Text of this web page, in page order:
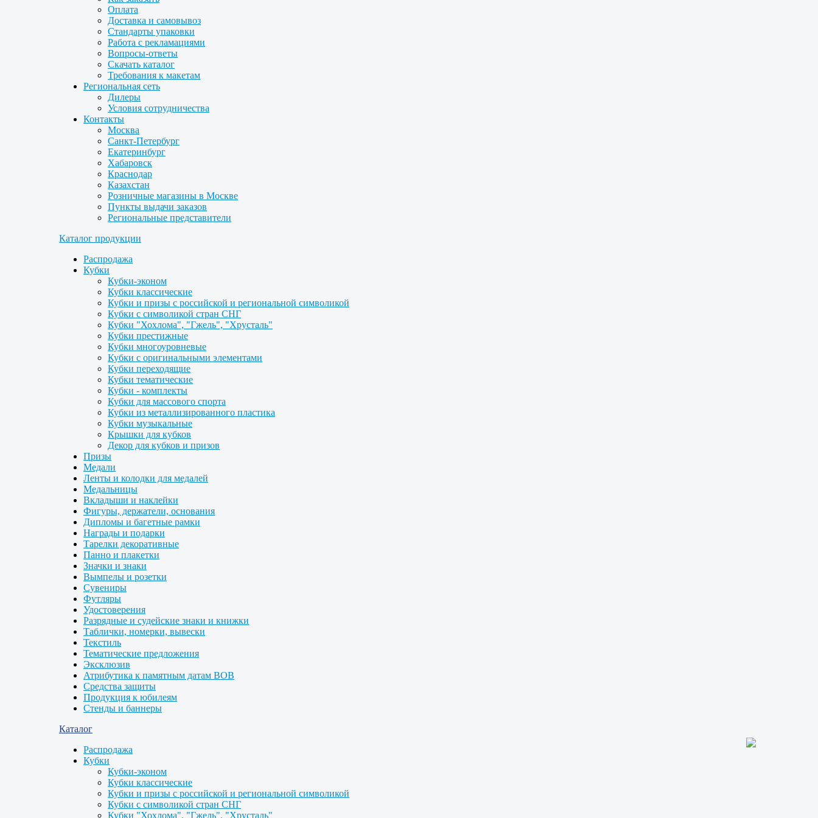
Оплата
Доставка и самовывоз
Стандарты упаковки
Работа с рекламациями
Вопросы-ответы
Скачать каталог
Требования к макетам
Региональная сеть
Дилеры
Условия сотрудничества
Контакты
Москва
Санкт-Петербург
Екатеринбург
Хабаровск
Краснодар
Казахстан
Розничные магазины в Москве
Пункты выдачи заказов
Региональные представители
Каталог продукции
Распродажа
Кубки
Кубки-эконом
Кубки классические
Кубки и призы с российской и региональной символикой
Кубки с символикой стран СНГ
Кубки "Хохлома", "Гжель", "Хрусталь"
Кубки престижные
Кубки многоуровневые
Кубки с оригинальными элементами
Кубки переходящие
Кубки тематические
Кубки - комплекты
Кубки для массового спорта
Кубки из металлизированного пластика
Кубки музыкальные
Крышки для кубков
Декор для кубков и призов
Призы
Медали
Ленты и колодки для медалей
Медальницы
Вкладыши и наклейки
Фигуры, держатели, основания
Дипломы и багетные рамки
Награды и подарки
Тарелки декоративные
Панно и плакетки
Значки и знаки
Вымпелы и розетки
Сувениры
Футляры
Удостоверения
Разрядные и судейские знаки и книжки
Таблички, номерки, вывески
Текстиль
Тематические предложения
Эксклюзив
Атрибутика к памятным датам ВОВ
Средства защиты
Продукция к юбилеям
Стенды и баннеры
Каталог
Распродажа
Кубки
Кубки-эконом
Кубки классические
Кубки и призы с российской и региональной символикой
Кубки с символикой стран СНГ
Кубки "Хохлома", "Гжель", "Хрусталь"